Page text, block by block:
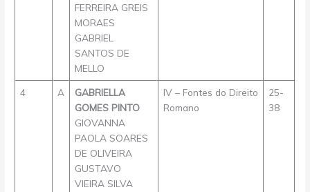
FERREIRA GREIS
MORAES
GABRIEL
SANTOS DE
MELLO
4 A
GABRIELLA
GOMES PINTO
GIOVANNA
PAOLA SOARES
DE OLIVEIRA
GUSTAVO
VIEIRA SILVA
IV – Fontes do Direito
Romano
25-
38